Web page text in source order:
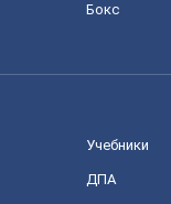
Бокс
Учебники
ДПА